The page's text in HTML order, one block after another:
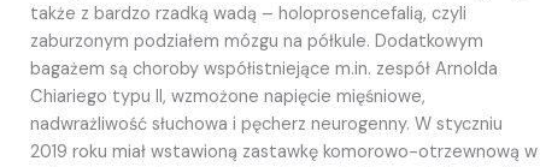
także z bardzo rzadką wadą – holoprosencefalią, czyli
zaburzonym podziałem mózgu na półkule. Dodatkowym
bagażem są choroby współistniejące m.in. zespół Arnolda
Chiariego typu II, wzmożone napięcie mięśniowe,
nadwrażliwość słuchowa i pęcherz neurogenny. W styczniu
2019 roku miał wstawioną zastawkę komorowo-otrzewnową w